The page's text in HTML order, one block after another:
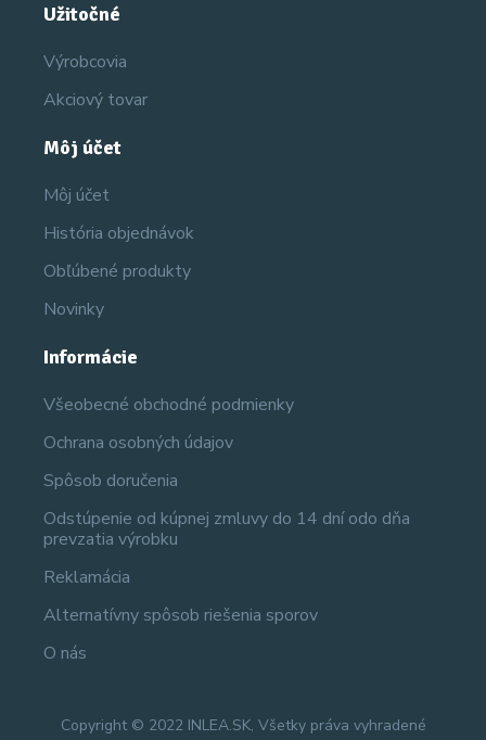
Užitočné
Výrobcovia
Akciový tovar
Môj účet
Môj účet
História objednávok
Obľúbené produkty
Novinky
Informácie
Všeobecné obchodné podmienky
Ochrana osobných údajov
Spôsob doručenia
Odstúpenie od kúpnej zmluvy do 14 dní odo dňa
prevzatia výrobku
Reklamácia
Alternatívny spôsob riešenia sporov
O nás
Copyright © 2022 INLEA.SK, Všetky práva vyhradené